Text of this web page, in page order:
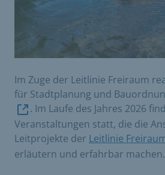
Im Zuge der Leitlinie Freiraum
für Stadtplanung und
. Im Laufe des Jahres 2026
Veranstaltungen statt, die die
Leitprojekte der Leitlinie
erläutern und erfahrbar machen.